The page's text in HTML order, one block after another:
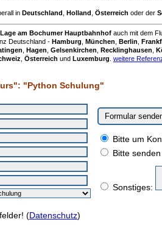
in Deutschland Holland Österreich oder der
am Bochumer Hauptbahnhof auch mit dem
Deutschland - Hamburg München Berlin
Hagen Gelsenkirchen Recklinghausen
Österreich und Luxemburg weitere
"Python Schulung"
Bitte um
Bitte
Sonstiges:
(Datenschutz)